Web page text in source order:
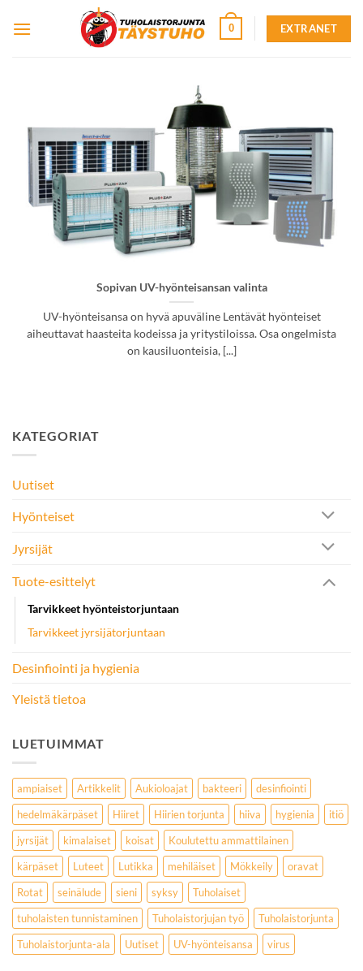
0 EXTRANET
Sopivan UV-hyönteisansan valinta
UV-hyönteisansa on hyvä apuväline Lentävät hyönteiset
aiheuttavat haasteita kodeissa ja yritystiloissa. Osa ongelmista
on kausiluonteisia, [...]
KATEGORIAT
Uutiset
Hyönteiset
Jyrsijät
Tuote-esittelyt
Tarvikkeet hyönteistorjuntaan
Tarvikkeet jyrsijätorjuntaan
Desinfiointi ja hygienia
Yleistä tietoa
LUETUIMMAT
ampiaiset Artikkelit Aukioloajat bakteeri
desinfiointi
hedelmäkärpäset
Hiiret Hiirien torjunta hiiva hygienia
itiö
jyrsijät
kimalaiset koisat
Koulutettu ammattilainen
kärpäset
Luteet Lutikka mehiläiset Mökkeily
oravat
Rotat
seinälude sieni syksy
Tuholaiset
tuholaisten tunnistaminen
Tuholaistorjujan työ
Tuholaistorjunta
Tuholaistorjunta-ala
Uutiset UV-hyönteisansa virus